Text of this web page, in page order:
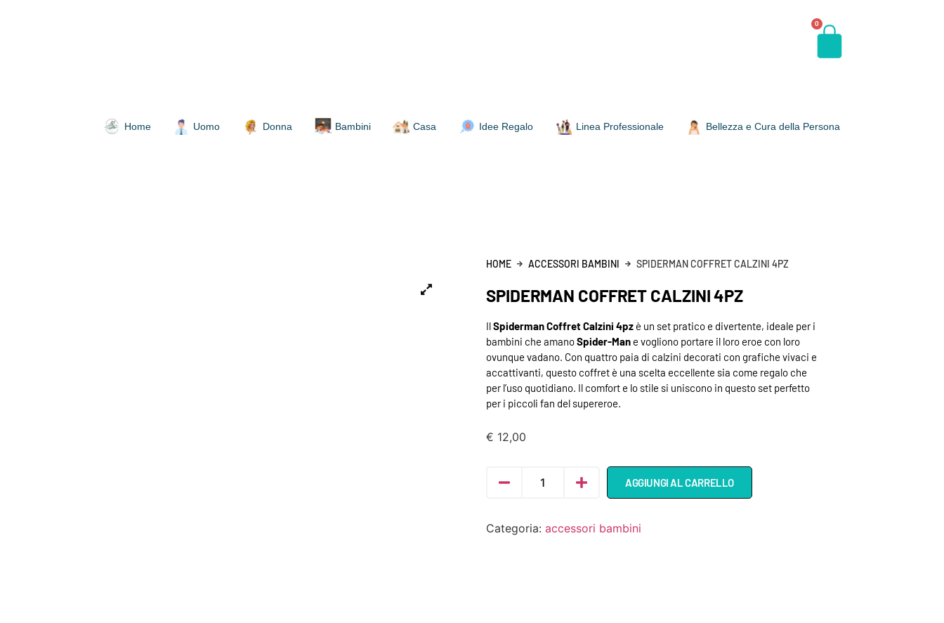
0
Home Uomo Donna Bambini Casa Idee Regalo Linea Professionale Bellezza e Cura della Persona
HOME ACCESSORI BAMBINI SPIDERMAN COFFRET CALZINI 4PZ
SPIDERMAN COFFRET CALZINI 4PZ
IlSpiderman Coffret Calzini 4pz è un set pratico e divertente, ideale per i
bambini che amanoSpider-Man e vogliono portare il loro eroe con loro
ovunque vadano. Con quattro paia di calzini decorati con grafiche vivaci e
accattivanti, questo coffret è una scelta eccellente sia come regalo che
per l’uso quotidiano. Il comfort e lo stile si uniscono in questo set perfetto
per i piccoli fan del supereroe.
€ 12,00
AGGIUNGI AL CARRELLO
Categoria: accessori bambini